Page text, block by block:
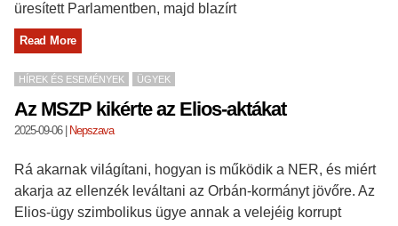
üresített Parlamentben, majd blazírt
Read More
HÍREK ÉS ESEMÉNYEK ÜGYEK
Az MSZP kikérte az Elios-aktákat
2025-09-06| Nepszava
Rá akarnak világítani, hogyan is működik a NER, és miért
akarja az ellenzék leváltani az Orbán-kormányt jövőre. Az
Elios-ügy szimbolikus ügye annak a velejéig korrupt